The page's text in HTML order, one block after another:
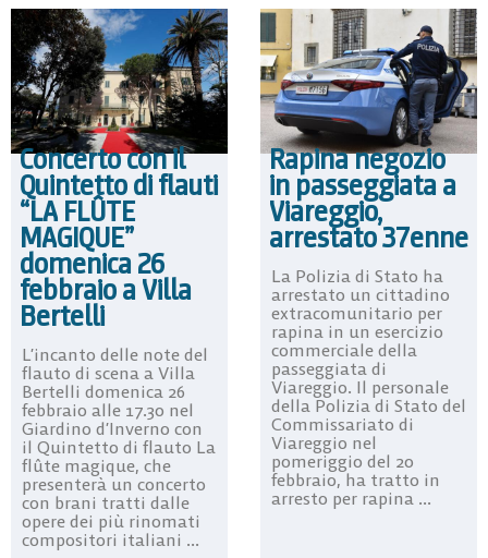
Concerto con il
Quintetto di flauti
“LA FLÛTE
MAGIQUE”
domenica 26
febbraio a Villa
Bertelli
L’incanto delle note del
flauto di scena a Villa
Bertelli domenica 26
febbraio alle 17.30 nel
Giardino d’Inverno con
il Quintetto di flauto La
flûte magique, che
presenterà un concerto
con brani tratti dalle
opere dei più rinomati
compositori italiani ...
Rapina negozio
in passeggiata a
Viareggio,
arrestato 37enne
La Polizia di Stato ha
arrestato un cittadino
extracomunitario per
rapina in un esercizio
commerciale della
passeggiata di
Viareggio. Il personale
della Polizia di Stato del
Commissariato di
Viareggio nel
pomeriggio del 20
febbraio, ha tratto in
arresto per rapina ...